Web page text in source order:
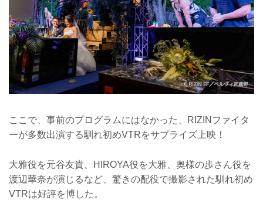
ここで、事前のプログラムにはなかった、RIZINファイタ
ーが多数出演する馴れ初めVTRをサプライズ上映！
大雅役を元谷友貴、HIROYA役を大雅、奥様の歩さん役を
渡辺華奈が演じるなど、驚きの配役で撮影された馴れ初め
VTRは好評を博した。